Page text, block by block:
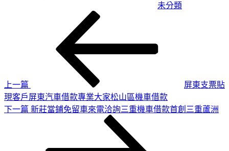
未分類
上一篇
屏東支票貼
現客戶屏東汽車借款專業大家松山區機車借款
下
下一篇 新莊當鋪免留車來電洽詢三重機車借款首創三重蘆洲